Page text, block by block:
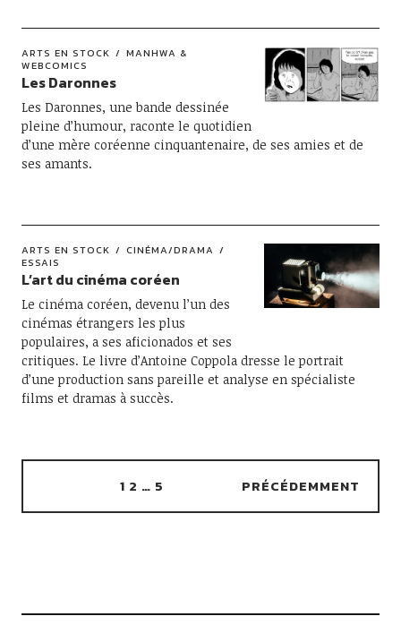
ARTS EN STOCK
MANHWA &
WEBCOMICS
Les Daronnes
Les Daronnes, une bande dessinée
pleine d’humour, raconte le quotidien
d’une mère coréenne cinquantenaire, de ses amies et de
ses amants.
ARTS EN STOCK
CINÉMA/DRAMA
ESSAIS
L’art du cinéma coréen
Le cinéma coréen, devenu l’un des
cinémas étrangers les plus
populaires, a ses aficionados et ses
critiques. Le livre d’Antoine Coppola dresse le portrait
d’une production sans pareille et analyse en spécialiste
films et dramas à succès.
1 2 … 5 PRÉCÉDEMMENT